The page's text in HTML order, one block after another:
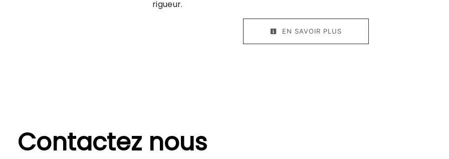
rigueur.
EN SAVOIR PLUS
Contactez nous